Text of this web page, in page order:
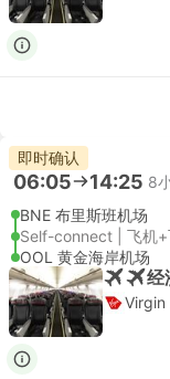
即时确认
06:05 14:25 8
BNE 布里斯班机场
Self-connect | 飞机+
OOL 黄金海岸机场
经
Virgin